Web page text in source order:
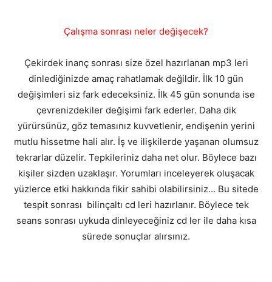
Çalışma sonrası neler değişecek?
Çekirdek inanç sonrası size özel hazırlanan mp3 leri
dinlediğinizde amaç rahatlamak değildir. İlk 10 gün
değişimleri siz fark edeceksiniz. İlk 45 gün sonunda ise
çevrenizdekiler değişimi fark ederler. Daha dik
yürürsünüz, göz temasınız kuvvetlenir, endişenin yerini
mutlu hissetme hali alır. İş ve ilişkilerde yaşanan olumsuz
tekrarlar düzelir. Tepkileriniz daha net olur. Böylece bazı
kişiler sizden uzaklaşır. Yorumları inceleyerek oluşacak
yüzlerce etki hakkında fikir sahibi olabilirsiniz... Bu sitede
tespit sonrası bilinçaltı cd leri hazırlanır. Böylece tek
seans sonrası uykuda dinleyeceğiniz cd ler ile daha kısa
sürede sonuçlar alırsınız.